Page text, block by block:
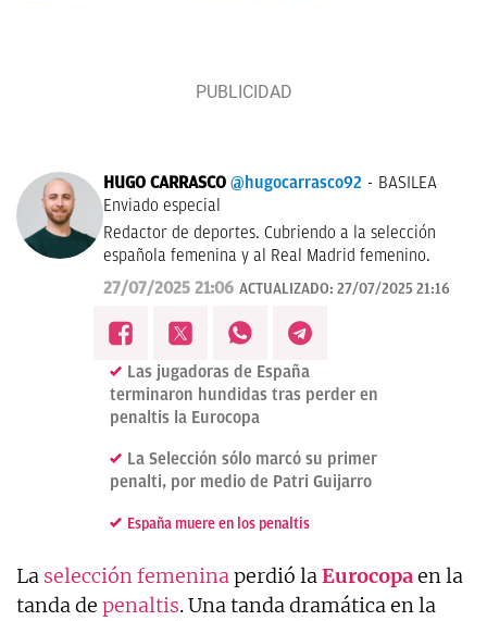
HUGO CARRASCO @hugocarrasco92
BASILEA
Enviado especial
Redactor de deportes. Cubriendo a la selección
española femenina y al Real Madrid femenino.
27/07/2025 21:06 ACTUALIZADO: 27/07/2025 21:16
Las jugadoras de España
terminaron hundidas tras perder en
penaltis la Eurocopa
La Selección sólo marcó su primer
penalti, por medio de Patri Guijarro
España muere en los penaltis
La selección femeninaperdió laEurocopaen la
tanda de penaltis. Una tanda dramática en la